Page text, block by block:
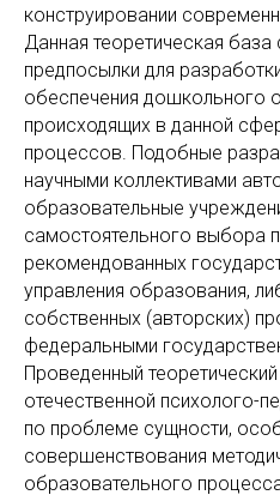
конструировании
Данная теоретическая
предпосылки для
обеспечения дошкольного
происходящих в данной
процессов. Подобные
научными коллективами
образовательные
самостоятельного выбора
рекомендованных
управления обра­зования,
собственных (авторских)
федеральными
Проведенный
отечественной психолого-
по проблеме сущности,
совершенствования
образовательного